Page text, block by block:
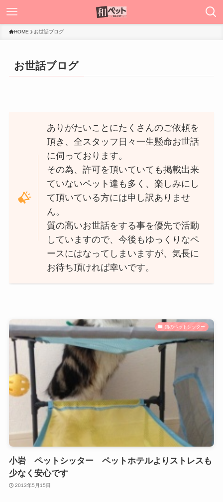
HOME お世話ブログ
お世話ブログ
ありがたいことにたくさんのご依頼を
頂き、全スタッフ日々一生懸命お世話
に伺っております。
その為、許可を頂いていても掲載出来
ていないペット達も多く、楽しみにし
て頂いている方には申し訳ありませ
ん。
質の高いお世話をする事を優先で活動
していますので、今後もゆっくりなペ
ースにはなってしまいますが、気長に
お待ち頂ければ幸いです。
猫のペットシッター
小岩 ペットシッター ペットホテルよりストレスも
少なく安心です
2013年5月15日